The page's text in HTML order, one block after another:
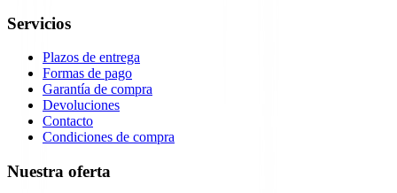
Servicios
Plazos de entrega
Formas de pago
Garantía de compra
Devoluciones
Contacto
Condiciones de compra
Nuestra oferta